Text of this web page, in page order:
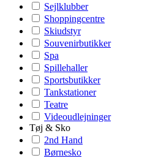
Sejlklubber
Shoppingcentre
Skiudstyr
Souvenirbutikker
Spa
Spillehaller
Sportsbutikker
Tankstationer
Teatre
Videoudlejninger
Tøj & Sko
2nd Hand
Børnesko